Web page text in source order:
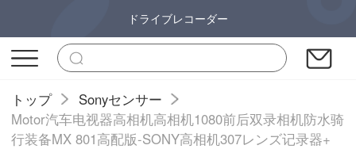
ドライブレコーダー
トップ
Sonyセンサー
Motor汽车电视器高相机高相机1080前后双录相机防水骑
行装备MX 801高配版-SONY高相机307レンズ记录器+